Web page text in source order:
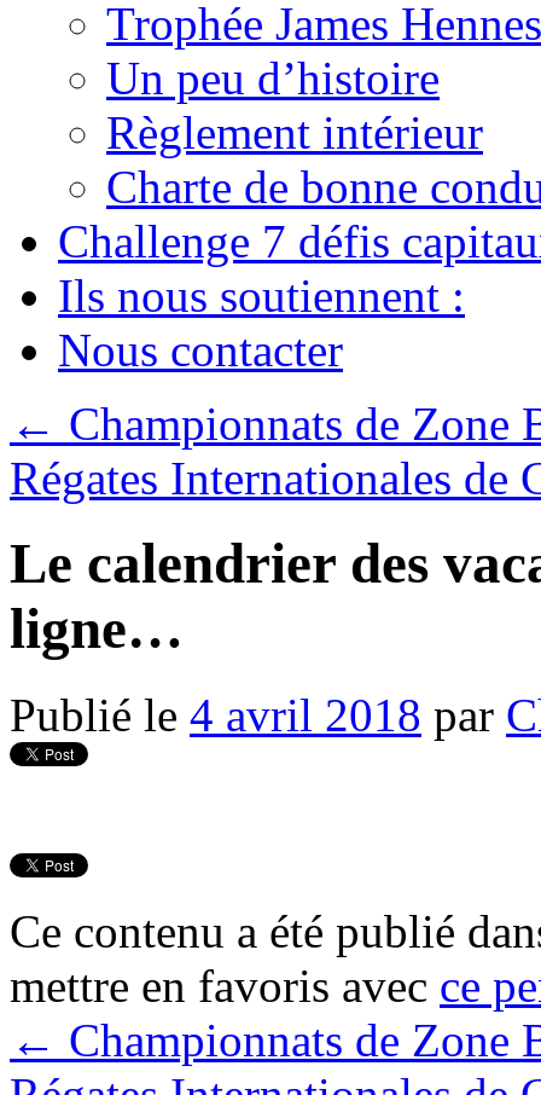
Trophée James
Un peu d’histoire
Règlement intérieur
Charte de bonne
Challenge 7 défis
Ils nous soutiennent :
Nous contacter
← Championnats de Zone
Régates Internationales
Le calendrier des
ligne…
Publié le 4 avril 2018 par
Ce contenu a été publié
mettre en favoris avec ce
← Championnats de Zone